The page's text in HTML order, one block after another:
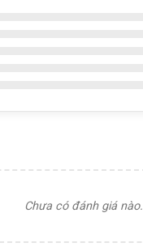
Chưa có đánh giá